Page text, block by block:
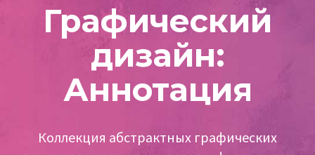
Графический
дизайн:
Аннотация
Коллекция абстрактных графических